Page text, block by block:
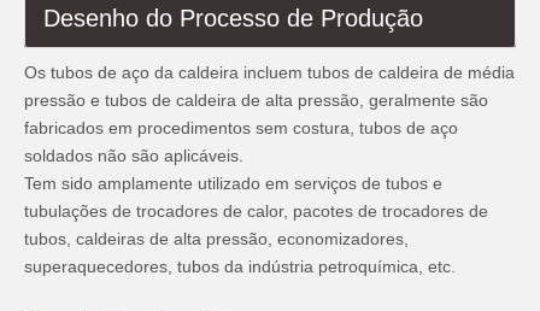
Desenho do Processo de Produção
Os tubos de aço da caldeira incluem tubos de caldeira de média
pressão e tubos de caldeira de alta pressão, geralmente são
fabricados em procedimentos sem costura, tubos de aço
soldados não são aplicáveis.
Tem sido amplamente utilizado em serviços de tubos e
tubulações de trocadores de calor, pacotes de trocadores de
tubos, caldeiras de alta pressão, economizadores,
superaquecedores, tubos da indústria petroquímica, etc.